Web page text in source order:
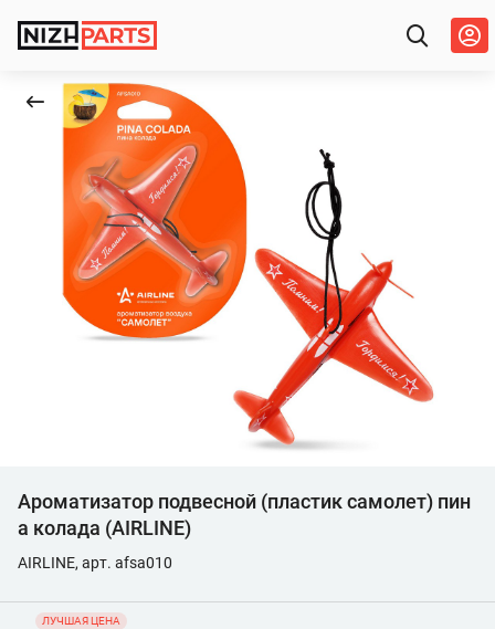
Ароматизатор подвесной (пластик самолет) пин
а колада (AIRLINE)
AIRLINE, арт. afsa010
ЛУЧШАЯ ЦЕНА